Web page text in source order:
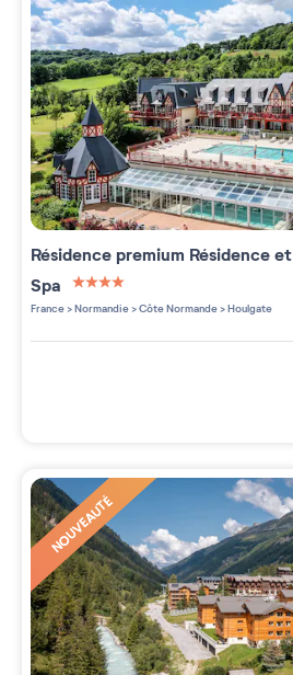
Résidence premium Résidence et
Spa
4 étoiles sur 5
France>Normandie>Côte Normande>Houlgate
NOUVEAUTÉ